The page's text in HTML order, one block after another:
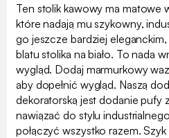
Ten stolik kawowy ma matowe
które nadają mu szykowny,
go jeszcze bardziej
blatu stolika na biało. To nada
wygląd. Dodaj marmurkowy
aby dopełnić wygląd. Naszą
dekoratorską jest dodanie pufy
nawiązać do stylu
połączyć wszystko razem.